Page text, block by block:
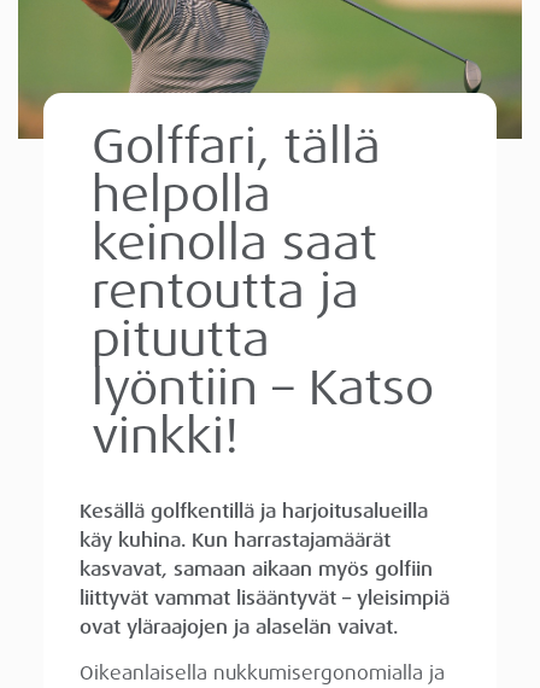
Golffari, tällä
helpolla
keinolla saat
rentoutta ja
pituutta
lyöntiin – Katso
vinkki!
Kesällä golfkentillä ja harjoitusalueilla
käy kuhina. Kun harrastajamäärät
kasvavat, samaan aikaan myös golfiin
liittyvät vammat lisääntyvät – yleisimpiä
ovat yläraajojen ja alaselän vaivat.
Oikeanlaisella nukkumisergonomialla ja